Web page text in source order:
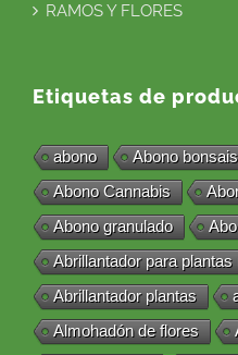
RAMOS Y FLORES
Etiquetas de
abono Abono bonsais
Abono Cannabis
Abono granulado
Abrillantador para plantas
Abrillantador plantas
Almohadón de flores